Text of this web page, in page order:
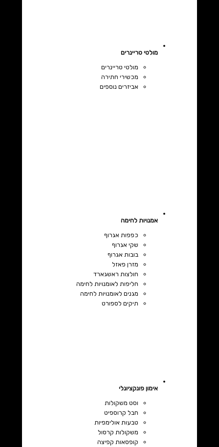
מולטי טריינרים
מולטי טריינרים
מכשירי חתירה
אביזרים נוספים
אמנויות לחימה
כפפות אגרוף
שקי אגרוף
בובות אגרוף
מזרן פאזל
חולצות ראשגארד
חליפות לאומנויות לחימה
מגנים לאומנויות לחימה
תיקים לספורט
אימון פונקציונלי
וסט משקולות
חבל קרוספיט
טבעות אולימפיות
משקולות קרסול
קופסאות קפיצה